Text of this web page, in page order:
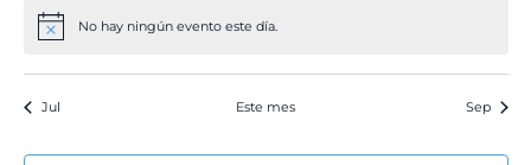
Aviso No hay ningún evento este día.
Jul Este mes Sep